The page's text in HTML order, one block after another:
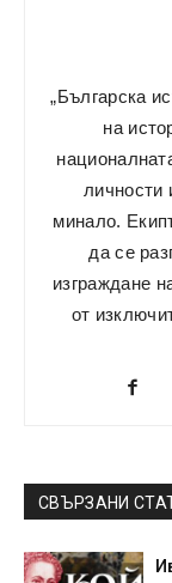
„Българска
на
личности
минало.
да се
изграждане
от
СВЪРЗАНИ